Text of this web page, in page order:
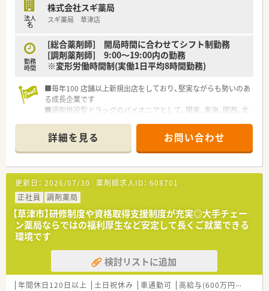
■全国に270店舗以上を展開しており、創業以来の無借金経営を
継続しているため、非常に強固で安定した経営基盤を誇っていま
■地域密着型の店舗運営を大切にしており、各現場の薬剤師に医
薬品の選定や店舗デザインの決定権を与えるなど高い裁量が特
徴です。
しており、変化する医療業界に柔軟に対応しながら成長を続けて
います。
■小児科および内科の処方箋を中心とした調剤業務のほか、患者
様への丁寧な服薬指導や薬歴管理、監査業務をメインに担当しま
す。
ことができ、自身のアイデアを活かした店舗づくりを経験するこ
とが可能です。
■現在は居宅4件の在宅業務に対応しており、バイタルチェック
の補助や多職種連携を通じてより深い臨床経験を積むことがで
きます。
法人
名
株式会社スギ薬局
スギ薬局 草津店
勤務
時間
[総合薬剤師] 開局時間に合わせてシフト制勤務
[調剤薬剤師] 9:00～19:00内の勤務
※変形労働時間制(実働1日平均8時間勤務)
■毎年100 店舗以上新規出店をしており、堅実ながらも勢いのあ
る成長企業です
■調剤併設型ドラッグのパイオニアとして、関東、東海、関西、北
■研修制度は様々なプランがあり、集合研修だけでなく任意で受
講可能な研修も幅広く用意されています
■店舗で活躍する従業員、社外で活躍する従業員、将来経営幹部
となる従業員など、薬剤師として様々な活躍ができるフィールド
を用意されています
■総合薬剤師・調剤薬剤師（土日休み・19時までの勤務）どちらか
の働き方を選択できます
■調剤併設型だけでなく「医療モール・クリニック併設店舗」「敷
地内薬局」「訪問調剤特化型店舗」など様々な店舗を運営してい
ます
■在宅医療にも積極的取り組んでおり「訪問調剤特化型店舗」を
50店舗以上、無菌調剤室は業界最多の51店舗設置しています
■「プラチナくるみん認定企業」「健康経営優良法人2023（大規模
法人部門）認定」等を取得し一人ひとりが働きやすい環境が整備
されています
詳細を見る お問い合わせ
更新日： 2026/07/30 薬剤師求人ID： 608701
正社員
調剤薬局
【草津市】研修制度や資格取得支援制度が充実◎大手チェー
ン薬局ならではの福利厚生など安定して長くご就業できる
環境です
検討リストに追加
年間休日120日以上 土日祝休み 車通勤可 高給与(600万円以上)